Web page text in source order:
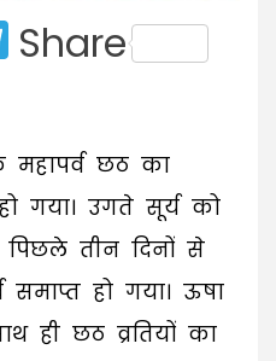
Telegram
Share
महापर्व छठ का
गया। उगते सूर्य को
तीन दिनों से
समाप्त हो गया। ऊषा
ही छठ व्रतियों का